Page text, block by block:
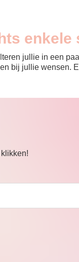
enkele
jullie in een
bij jullie wensen.